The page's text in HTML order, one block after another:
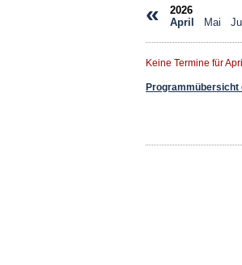
«
2026
April
Mai
Keine Termine für
Programmübersicht